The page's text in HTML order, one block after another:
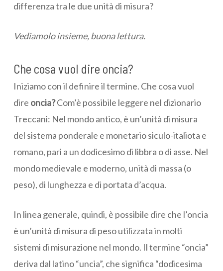
differenza tra le due unità di misura?
Vediamolo insieme, buona lettura.
Che cosa vuol dire oncia?
Iniziamo con il definire il termine. Che cosa vuol
dire oncia?Com’è possibile leggere nel dizionario
Treccani: Nel mondo antico, è un’unità di misura
del sistema ponderale e monetario siculo-italiota e
romano, pari a un dodicesimo di libbra o di asse. Nel
mondo medievale e moderno, unità di massa (o
peso), di lunghezza e di portata d’acqua.
In linea generale, quindi, è possibile dire che l’oncia
è un’unità di misura di peso utilizzata in molti
sistemi di misurazione nel mondo. Il termine “oncia”
deriva dal latino “uncia”, che significa “dodicesima